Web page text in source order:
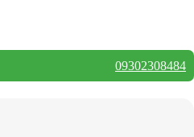
09302308484